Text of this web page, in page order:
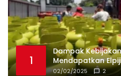
1
Dampak
Mendapatkan
02/02/2025 2